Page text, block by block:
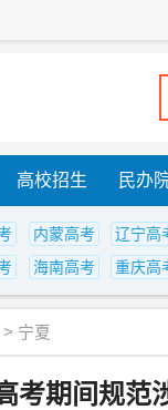
高校招生 民办
内蒙高考
辽宁高
海南高考 重庆高
> 宁夏
考期间规范